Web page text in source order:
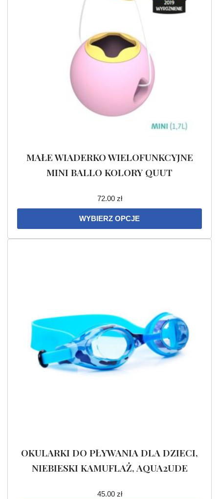
MAŁE WIADERKO WIELOFUNKCYJNE
MINI BALLO KOLORY QUUT
72.00 zł
WYBIERZ OPCJE
OKULARKI DO PŁYWANIA DLA DZIECI,
NIEBIESKI KAMUFLAŻ, AQUA2UDE
45.00 zł